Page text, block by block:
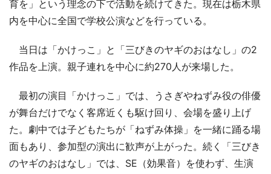
育を」という理念の下で活動を続けてきた。現在は栃木県
内を中心に全国で学校公演などを行っている。
当日は「かけっこ」と「三びきのヤギのおはなし」の2
作品を上演。親子連れを中心に約270人が来場した。
最初の演目「かけっこ」では、うさぎやねずみ役の俳優
が舞台だけでなく客席近くも駆け回り、会場を盛り上げ
た。劇中では子どもたちが「ねずみ体操」を一緒に踊る場
面もあり、参加型の演出に歓声が上がった。続く「三びき
のヤギのおはなし」では、SE（効果音）を使わず、生演